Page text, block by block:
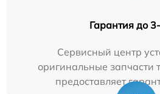
Гарантия до
Сервисный центр
оригинальные запчасти
предоставляет